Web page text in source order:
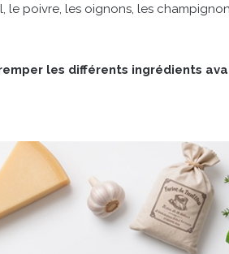
le poivre, les oignons, les
les différents ingrédients